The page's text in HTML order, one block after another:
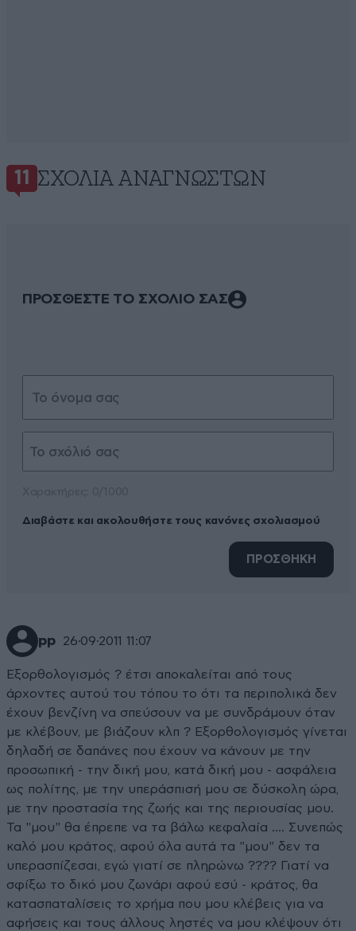
11 ΣΧΌΛΙΑ ΑΝΑΓΝΩΣΤΏΝ
ΠΡΟΣΘΕΣΤΕ ΤΟ ΣΧΟΛΙΟ ΣΑΣ
Διαβάστε και ακολουθήστε τους κανόνες σχολιασμού
ΠΡΟΣΘΗΚΗ
pp 26·09·2011 11:07
Εξορθολογισμός ? έτσι αποκαλείται από τους
άρχοντες αυτού του τόπου το ότι τα περιπολικά δεν
έχουν βενζίνη να σπεύσουν να με συνδράμουν όταν
με κλέβουν, με βιάζουν κλπ ? Εξορθολογισμός γίνεται
δηλαδή σε δαπάνες που έχουν να κάνουν με την
προσωπική - την δική μου, κατά δική μου - ασφάλεια
ως πολίτης, με την υπεράσπισή μου σε δύσκολη ώρα,
με την προστασία της ζωής και της περιουσίας μου.
Τα "μου" θα έπρεπε να τα βάλω κεφαλαία .... Συνεπώς
καλό μου κράτος, αφού όλα αυτά τα "μου" δεν τα
υπερασπίζεσαι, εγώ γιατί σε πληρώνω ???? Γιατί να
σφίξω το δικό μου ζωνάρι αφού εσύ - κράτος, θα
κατασπαταλίσεις το χρήμα που μου κλέβεις για να
αφήσεις και τους άλλους ληστές να μου κλέψουν ότι